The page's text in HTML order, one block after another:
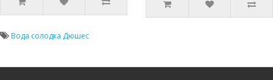
Вода солодка Дюшес